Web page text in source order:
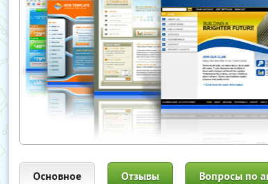
Основное Отзывы Вопросы по